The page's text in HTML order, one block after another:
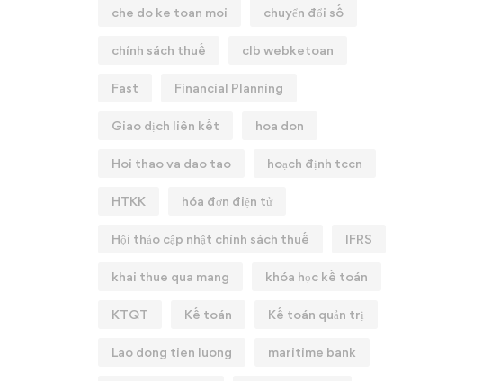
che do ke toan moi chuyển đổi số
chính sách thuế clb webketoan
Fast Financial Planning
Giao dịch liên kết hoa don
Hoi thao va dao tao hoạch định tccn
HTKK hóa đơn điện tử
Hội thảo cập nhật chính sách thuế IFRS
khai thue qua mang khóa học kế toán
KTQT Kế toán Kế toán quản trị
Lao dong tien luong maritime bank